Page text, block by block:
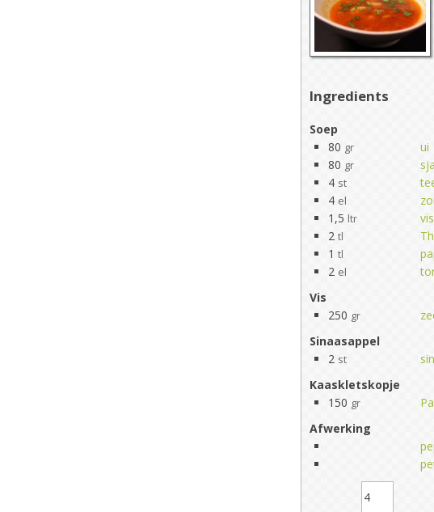
Ingredients
Soep
80 gr
ui
80 gr
4 st
4 el
1,5 ltr
2 tl
1 tl
2 el
Vis
250 gr
Sinaasappel
2 st
Kaaskletskopje
150 gr
Afwerking